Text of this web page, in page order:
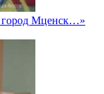
город Мценск…»